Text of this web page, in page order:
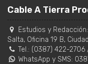
Cable A Tierra
Estudios y Redacción:
Salta, Oficina 19 B,
Tel.: (0387) 422-2706
WhatsApp y SMS: